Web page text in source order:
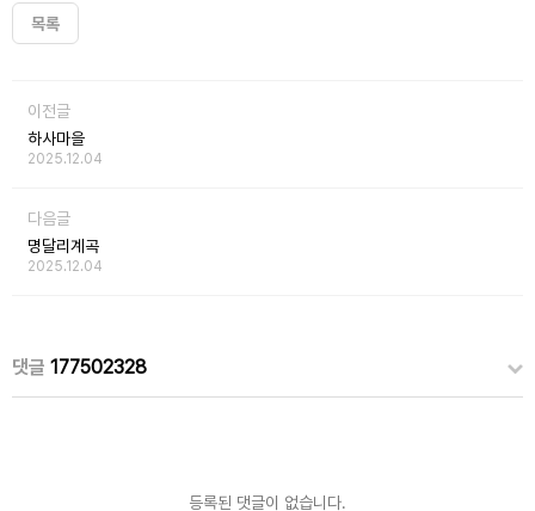
목록
이전글
하사마을
2025.12.04
다음글
명달리계곡
2025.12.04
댓글 177502328
등록된 댓글이 없습니다.